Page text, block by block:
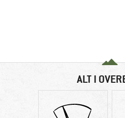
ALT I